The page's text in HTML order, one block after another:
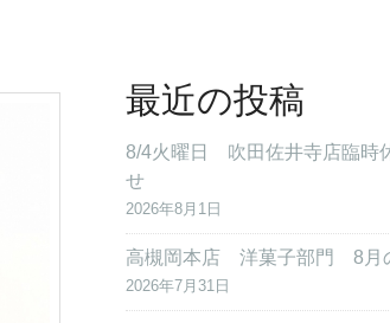
最近の投稿
8/4火曜日 吹田佐井寺店臨時
せ
2026年8月1日
高槻岡本店 洋菓子部門 8月
2026年7月31日